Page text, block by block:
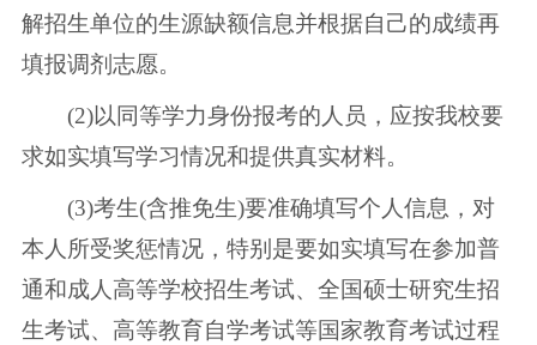
解招生单位的生源缺额信息并根据自己的成绩再
填报调剂志愿。
(2)以同等学力身份报考的人员，应按我校要
求如实填写学习情况和提供真实材料。
(3)考生(含推免生)要准确填写个人信息，对
本人所受奖惩情况，特别是要如实填写在参加普
通和成人高等学校招生考试、全国硕士研究生招
生考试、高等教育自学考试等国家教育考试过程